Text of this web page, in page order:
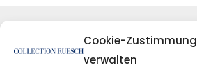
Cookie-Zustimmung
verwalten